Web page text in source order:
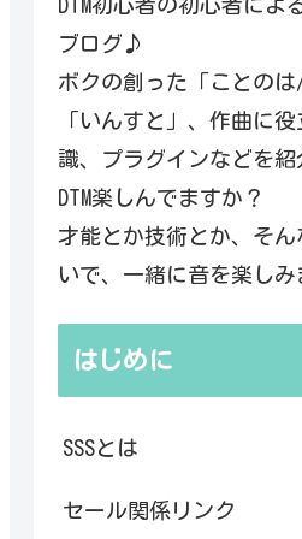
DTM初心者の初心者によ
ブログ♪
ボクの創った「ことの
「いんすと」、作曲に
識、プラグインなどを
DTM楽しんでますか？
才能とか技術とか、そ
いで、一緒に音を楽し
はじめに
SSSとは
セール関係リンク